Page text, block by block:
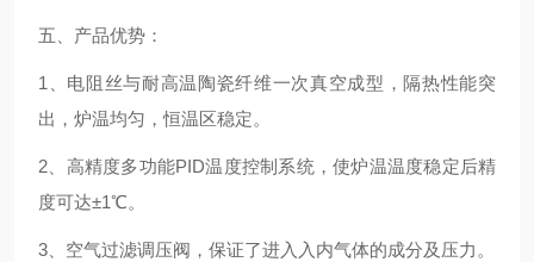
五、产品优势：
1、电阻丝与耐高温陶瓷纤维一次真空成型，隔热性能突
出，炉温均匀，恒温区稳定。
2、高精度多功能PID温度控制系统，使炉温温度稳定后精
度可达±1℃。
3、空气过滤调压阀，保证了进入入内气体的成分及压力。